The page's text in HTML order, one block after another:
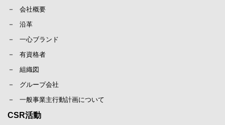
会社概要
沿革
一心ブランド
有資格者
組織図
グループ会社
一般事業主行動計画について
CSR活動